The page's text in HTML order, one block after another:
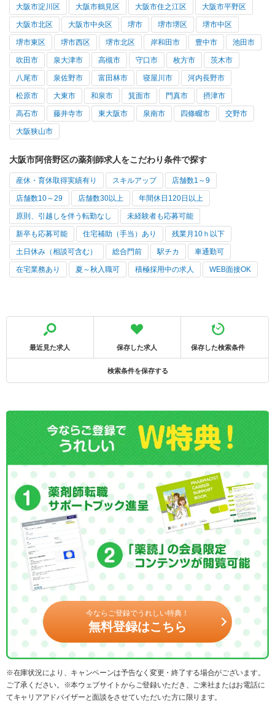
大阪市淀川区 大阪市鶴見区 大阪市住之江区 大阪市平野区
大阪市北区 大阪市中央区 堺市 堺市堺区 堺市中区
堺市東区 堺市西区 堺市北区 岸和田市 豊中市 池田市
吹田市 泉大津市 高槻市 守口市 枚方市 茨木市
八尾市 泉佐野市 富田林市 寝屋川市 河内長野市
松原市 大東市 和泉市 箕面市 門真市 摂津市
高石市 藤井寺市 東大阪市 泉南市 四條畷市 交野市
大阪狭山市
大阪市阿倍野区の薬剤師求人をこだわり条件で探す
産休・育休取得実績有り スキルアップ 店舗数1～9
店舗数10～29 店舗数30以上 年間休日120日以上
原則、引越しを伴う転勤なし 未経験者も応募可能
新卒も応募可能 住宅補助（手当）あり 残業月10ｈ以下
土日休み（相談可含む） 総合門前 駅チカ 車通勤可
在宅業務あり 夏～秋入職可 積極採用中の求人 WEB面接OK
最近見た求人 保存した求人 保存した検索条件
検索条件を保存する
今ならご登録でうれしい特典！
無料登録はこちら
※在庫状況により、キャンペーンは予告なく変更・終了する場合がございます。
ご了承ください。※本ウェブサイトからご登録いただき、ご来社またはお電話に
てキャリアアドバイザーと面談をさせていただいた方に限ります。